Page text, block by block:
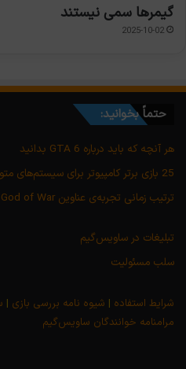
گیمرها سمی نیستند
2025-10-02
حتماً بخوانید:
هر آنچه که باید درباره GTA 6 بدانید
25 بازی برتر کامپیوتر برای سیستم‌های متوسط و ضعیف
ترتیب زمانی تجربه‌ی عناوین God of War
تبلیغات در ساویس‌گیم
سلب مسئولیت
شرایط استفاده | شیوه نامه بررسی بازی |
مرامنامه خوانندگان ساویس‌گیم